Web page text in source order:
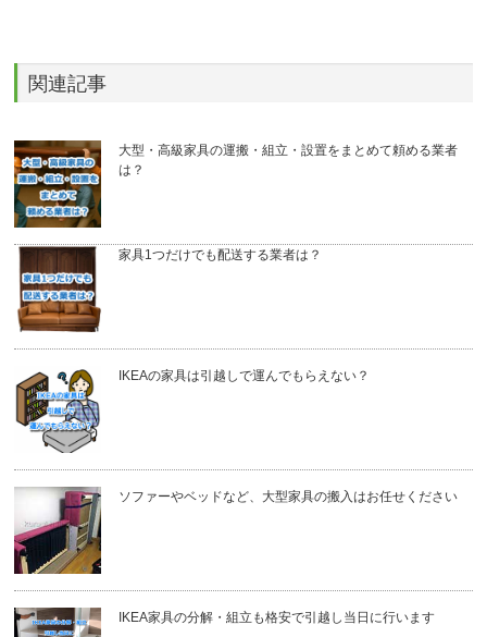
関連記事
大型・高級家具の運搬・組立・設置をまとめて頼める業者
は？
家具1つだけでも配送する業者は？
IKEAの家具は引越しで運んでもらえない？
ソファーやベッドなど、大型家具の搬入はお任せください
IKEA家具の分解・組立も格安で引越し当日に行います